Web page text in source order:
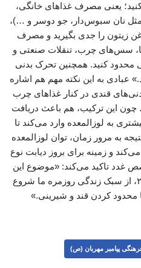
یعنی مصرف غذاهای خانگی،
نان سبوس‌دار، جو دوسر و …)،
زیتون را جدی بگیرید و مصرف
سس‌های چرب، تنقلات صنعتی و
کنید. همچنین تحرک بدنی
عبادی به این نکته مهم هم اشاره
قندی در کنار غذاهای چرب
چون این ترکیب، هم باعث دریافت
به لوزالمعده وارد می‌کند تا
به‌ مرور زمان، توان لوزالمعده
و زمینه برای بروز دیابت نوع
غدد تاکید می‌کند: «موضوع این
است که پیشگیری از دیابت نوع ۲، از سبک زندگی روزمره ما شروع
کردن قند و شیرینی.»
پیامبر مهربان (ص)